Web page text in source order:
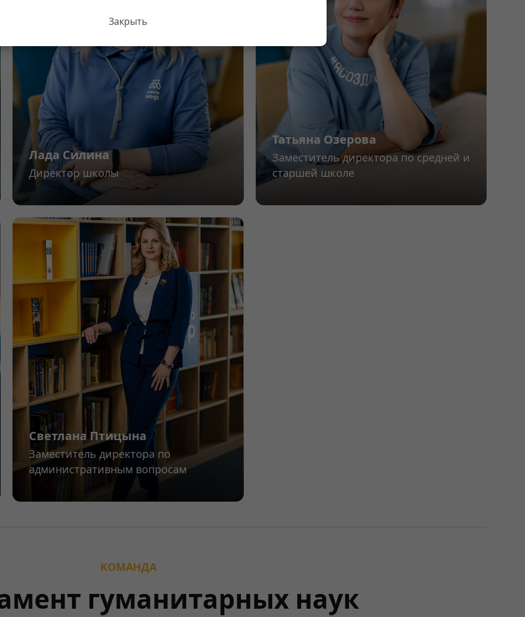
Лада Силина
Директор школы
Татьяна Озерова
Заместитель директора по средней и
старшей школе
Светлана Птицына
Заместитель директора по
административным вопросам
КОМАНДА
гуманитарных наук
Закрыть